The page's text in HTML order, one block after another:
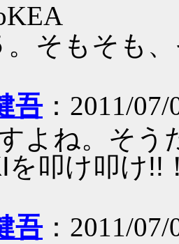
。そもそも
吾：2011/
よね。そう
を叩け叩け!!
吾：2011/